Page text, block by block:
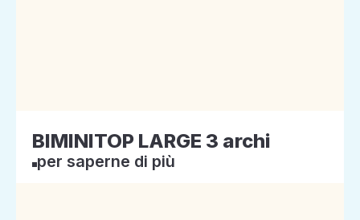
BIMINITOP LARGE 3 archi
per saperne di più